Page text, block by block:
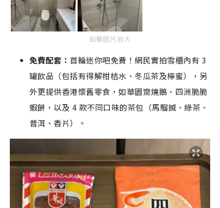
點擊圖片放大
免費配套：首輪迷你吧免費！網民實拍雪櫃內有 3
罐飲品（包括有得解柑桔水、冬瓜茶及檸蜜），另
外更提供香港懷舊零食，如華園齋燒鵝、四洲脆脆
蝦餅，以及 4 款不同口味的茶包（馬騮搣、綠茶、
普洱、香片）。